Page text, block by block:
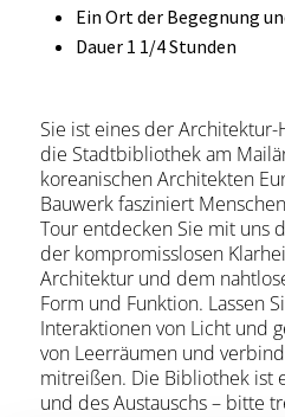
Ein Ort der Begegnung
Dauer 1 1/4 Stunden
Sie ist eines der Architektur-
die Stadtbibliothek am
koreanischen Architekten
Bauwerk fasziniert
Tour entdecken Sie mit uns
der kompromisslosen
Architektur und dem
Form und Funktion. Lassen
Interaktionen von Licht und
von Leerräumen und
mitreißen. Die Bibliothek ist
und des Austauschs – bitte